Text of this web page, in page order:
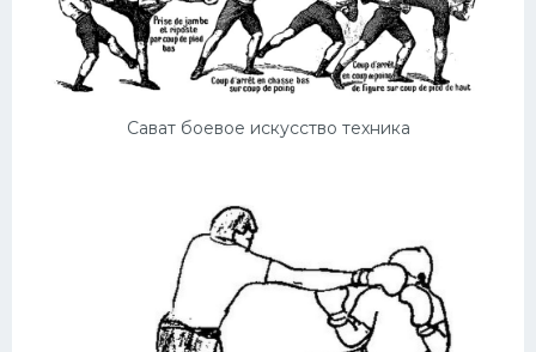
Сават боевое искусство техника